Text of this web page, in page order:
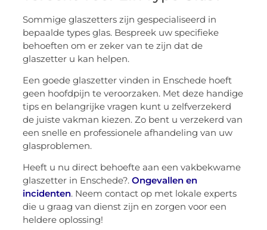
Sommige glaszetters zijn gespecialiseerd in
bepaalde types glas. Bespreek uw specifieke
behoeften om er zeker van te zijn dat de
glaszetter u kan helpen.
Een goede glaszetter vinden in Enschede hoeft
geen hoofdpijn te veroorzaken. Met deze handige
tips en belangrijke vragen kunt u zelfverzekerd
de juiste vakman kiezen. Zo bent u verzekerd van
een snelle en professionele afhandeling van uw
glasproblemen.
Heeft u nu direct behoefte aan een vakbekwame
glaszetter in Enschede?.Ongevallen en
incidenten. Neem contact op met lokale experts
die u graag van dienst zijn en zorgen voor een
heldere oplossing!